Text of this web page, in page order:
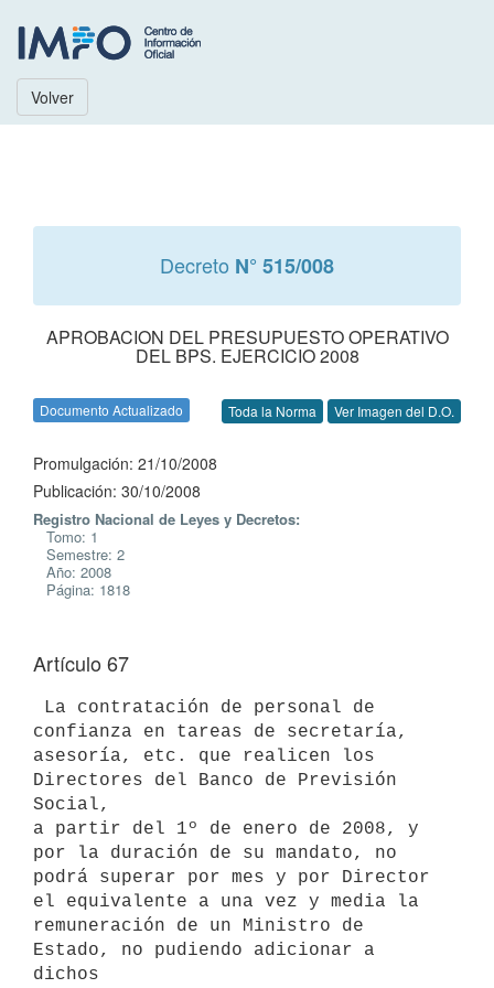
Volver
Decreto N° 515/008
APROBACION DEL PRESUPUESTO OPERATIVO
DEL BPS. EJERCICIO 2008
Documento Actualizado Toda la Norma Ver Imagen del D.O.
Promulgación: 21/10/2008
Publicación: 30/10/2008
Registro Nacional de Leyes y Decretos:
Tomo: 1
Semestre: 2
Año: 2008
Página: 1818
Artículo 67
confianza en tareas de secretaría,
asesoría, etc. que realicen los
Directores del Banco de Previsión
Social,
a partir del 1º de enero de 2008, y
por la duración de su mandato, no
podrá superar por mes y por Director
el equivalente a una vez y media la
remuneración de un Ministro de
Estado, no pudiendo adicionar a
dichos